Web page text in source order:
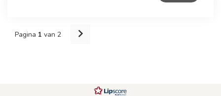
Pagina 1 van 2